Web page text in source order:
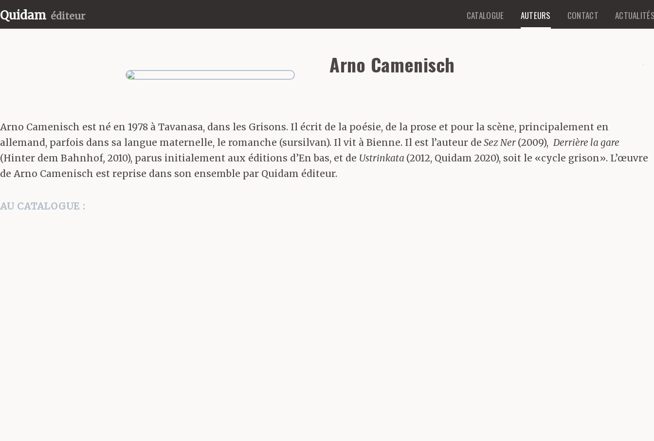
Quidam éditeur CATALOGUE AUTEURS CONTACT
Arno Camenisch
Arno Camenisch est né en 1978 à Tavanasa, dans les Grisons. Il écrit de la poésie, de la prose et pour la scène, principalement en
allemand, parfois dans sa langue maternelle, le romanche (sursilvan). Il vit à Bienne. Il est l’auteur de Sez Ner (2009), Derrière la gare
(Hinter dem Bahnhof, 2010), parus initialement aux éditions d’En bas, et de Ustrinkata (2012, Quidam 2020), soit le «cycle grison». L’œuvre
de Arno Camenisch est reprise dans son ensemble par Quidam éditeur.
AU CATALOGUE :